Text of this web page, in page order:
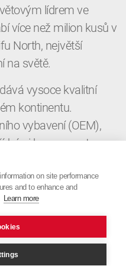
lídrem ve
více než milion kusů v
North, největší
na světě.
vysoce kvalitní
kontinentu.
vybavení (OEM),
komponenty a
až po aftermarket,
přesnost s
on site performance
and to enhance and
Learn more